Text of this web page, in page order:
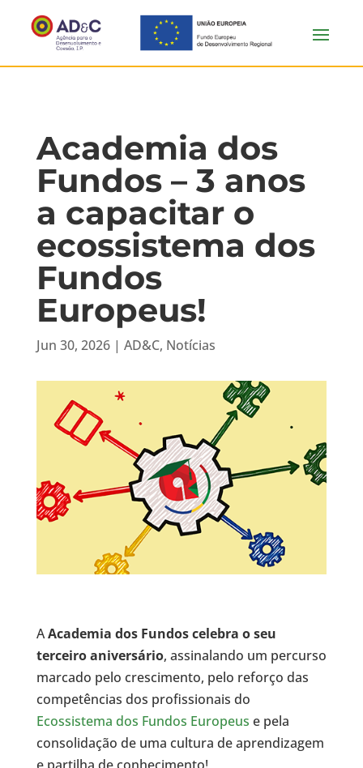
Academia dos
Fundos – 3 anos
a capacitar o
ecossistema dos
Fundos
Europeus!
Jun 30, 2026| AD&C, Notícias
AAcademia dos Fundoscelebra o seu
terceiro aniversário, assinalando um percurso
marcado pelo crescimento, pelo reforço das
competências dos profissionais do
Ecossistema dos Fundos Europeus e pela
consolidação de uma cultura de aprendizagem